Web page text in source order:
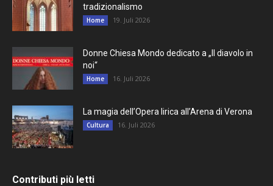
tradizionalismo
Home 19. Juli 2026
Donne Chiesa Mondo dedicato a „Il diavolo in
noi“
Home 16. Juli 2026
La magia dell’Opera lirica all’Arena di Verona
Cultura 16. Juli 2026
Contributi più letti